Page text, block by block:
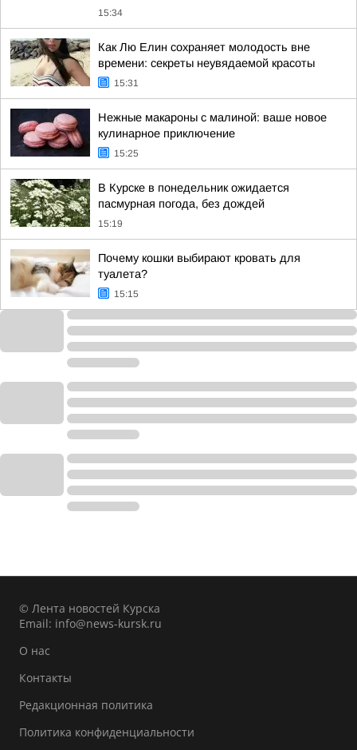
15:34
Как Лю Елин сохраняет молодость вне
времени: секреты неувядаемой красоты
15:31
Нежные макароны с малиной: ваше новое
кулинарное приключение
15:25
В Курске в понедельник ожидается
пасмурная погода, без дождей
15:19
Почему кошки выбирают кровать для
туалета?
15:15
© Лента новостей Курска
Email: info@news-kursk.ru
О нас
Контакты
Редакционная политика
Политика конфиденциальности